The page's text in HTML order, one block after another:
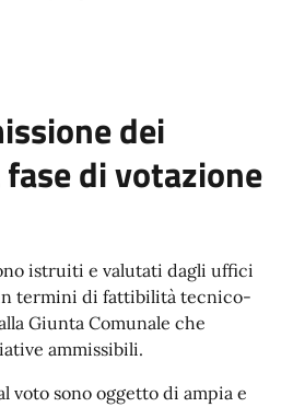
dei
di votazione
istruiti e valutati dagli uffici
termini di fattibilità tecnico-
Giunta Comunale che
ammissibili.
voto sono oggetto di ampia e